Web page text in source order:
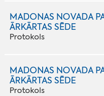
MADONAS NOVADA
ĀRKĀRTAS SĒDE
Protokols
MADONAS NOVADA
ĀRKĀRTAS SĒDE
Protokols